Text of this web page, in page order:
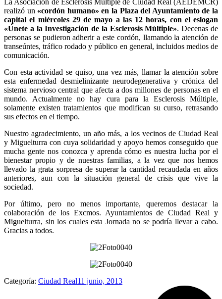
realizó un «cordón humano» en la Plaza del Ayuntamiento de la
capital el miércoles 29 de mayo a las 12 horas, con el eslogan
«Únete a la Investigación de la Esclerosis Múltiple». Decenas de
personas se pudieron adherir a este cordón, llamando la atención de
transeúntes, tráfico rodado y público en general, incluidos medios de
comunicación.
Con esta actividad se quiso, una vez más, llamar la atención sobre
esta enfermedad desmielinizante neurodegenerativa y crónica del
sistema nervioso central que afecta a dos millones de personas en el
mundo. Actualmente no hay cura para la Esclerosis Múltiple,
solamente existen tratamientos que modifican su curso, retrasando
sus efectos en el tiempo.
Nuestro agradecimiento, un año más, a los vecinos de Ciudad Real
y Miguelturra con cuya solidaridad y apoyo hemos conseguido que
mucha gente nos conozca y aprenda cómo es nuestra lucha por el
bienestar propio y de nuestras familias, a la vez que nos hemos
llevado la grata sorpresa de superar la cantidad recaudada en años
anteriores, aun con la situación general de crisis que vive la
sociedad.
Por último, pero no menos importante, queremos destacar la
colaboración de los Excmos. Ayuntamientos de Ciudad Real y
Miguelturra, sin los cuales esta Jornada no se podría llevar a cabo.
Gracias a todos.
Categoría: Ciudad Real11 junio, 2013